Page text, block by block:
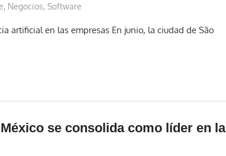
, Negocios, Software
artificial en las empresas En junio, la ciudad de São
México se consolida como líder en la